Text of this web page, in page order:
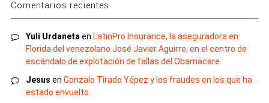
Comentarios recientes
Yuli Urdanetaen LatinPro Insurance, la aseguradora en
Florida del venezolano José Javier Aguirre, en el centro de
escándalo de explotación de fallas del Obamacare
Jesus en Gonzalo Tirado Yépez y los fraudes en los que ha
estado envuelto